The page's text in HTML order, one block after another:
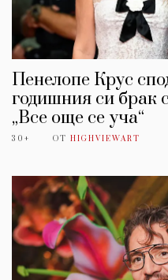
Пенелопе Крус
годишния си брак
„Все още се уча“
30+ ОТ HIGHVIEWART